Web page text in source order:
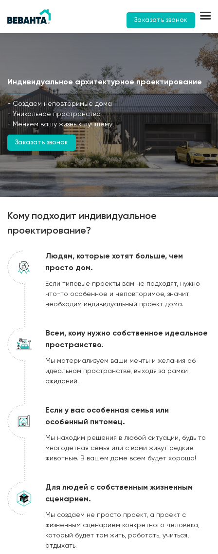
Заказать звонок
Индивидуальное архитектурное проектирование
- Создаем неповторимые дома
- Уникальное пространство
- Меняем вашу жизнь к лучшему
Заказать звонок
Кому подходит индивидуальное
проектирование?
Людям, которые хотят больше, чем
просто дом.
Если типовые проекты вам не подходят, нужно
что-то особенное и неповторимое, значит
необходим индивидуальный проект дома.
Всем, кому нужно собственное идеальное
пространство.
Мы материализуем ваши мечты и желания об
идеальном пространстве, выходя за рамки
ожиданий.
Если у вас особенная семья или
особенный питомец.
Мы находим решения в любой ситуации, будь то
многодетная семья или с вами живут редкие
животные. В вашем доме всем будет хорошо!
Для людей с собственным жизненным
сценарием.
Мы создаем не просто проект, а проект с
жизненным сценарием конкретного человека,
который будет там жить, работать, учиться,
отдыхать.